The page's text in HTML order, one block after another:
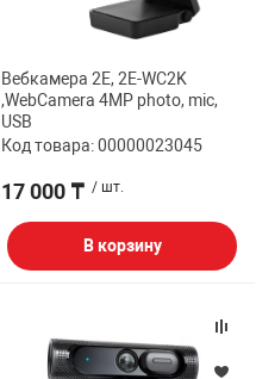
Вебкамера 2E, 2E-WC2K
,WebCamera 4MP photo, mic,
USB
Код товара: 00000023045
17 000 ₸ / шт.
В корзину